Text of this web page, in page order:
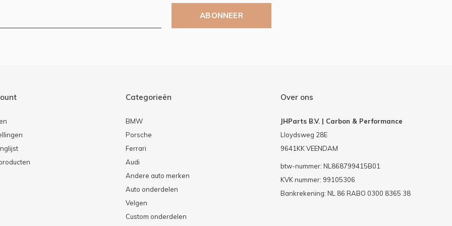
ABONNEER
Categorieën
BMW
Porsche
Ferrari
Audi
Andere auto merken
Auto onderdelen
Velgen
Custom onderdelen
Over ons
JHParts B.V. | Carbon & Performance
Lloydsweg 28E
9641KK VEENDAM
btw-nummer: NL868799415B01
KVK nummer: 99105306
Bankrekening: NL 86 RABO 0300 8365 38